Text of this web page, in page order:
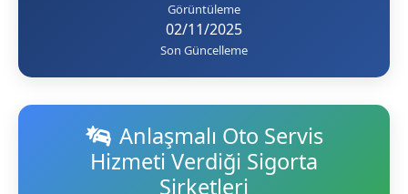
Görüntüleme
02/11/2025
Son Güncelleme
Anlaşmalı Oto Servis
Hizmeti Verdiği Sigorta
Şirketleri